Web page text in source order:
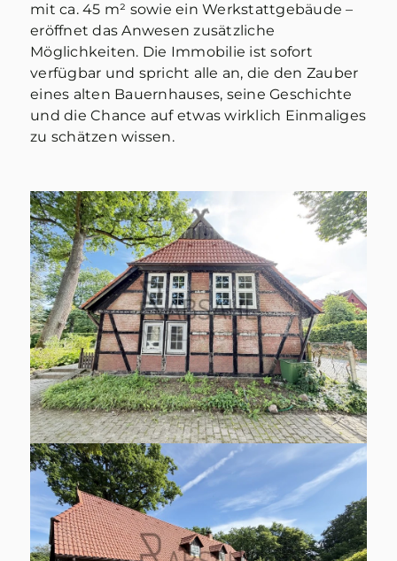
mit ca. 45 m² sowie ein Werkstattgebäude –
eröffnet das Anwesen zusätzliche
Möglichkeiten. Die Immobilie ist sofort
verfügbar und spricht alle an, die den Zauber
eines alten Bauernhauses, seine Geschichte
und die Chance auf etwas wirklich Einmaliges
zu schätzen wissen.